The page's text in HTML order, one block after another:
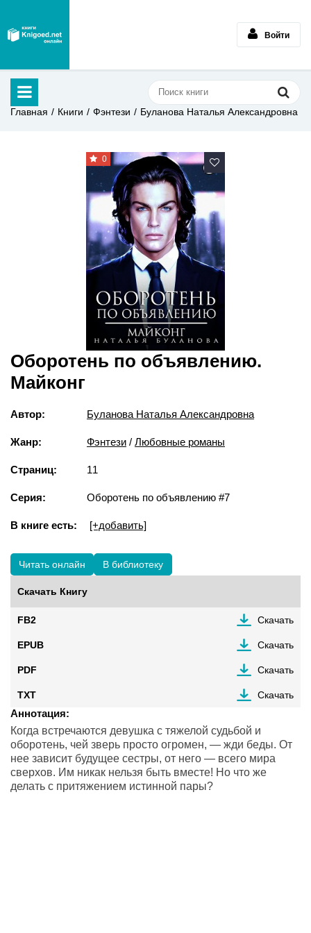
Войти
Главная Книги Фэнтези Буланова Наталья Александровна
0
Оборотень по объявлению.
Майконг
Автор: Буланова Наталья Александровна
Жанр: Фэнтези / Любовные романы
Страниц: 11
Серия: Оборотень по объявлению #7
В книге есть: [+добавить]
Читать онлайн В библиотеку
Скачать Книгу
FB2 Скачать
EPUB Скачать
PDF Скачать
TXT Скачать
Аннотация:
Когда встречаются девушка с тяжелой судьбой и
оборотень, чей зверь просто огромен, — жди беды. От
нее зависит будущее сестры, от него — всего мира
сверхов. Им никак нельзя быть вместе! Но что же
делать с притяжением истинной пары?